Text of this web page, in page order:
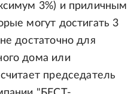
3%) и приличным
могут достигать 3
достаточно для
дома или
председатель